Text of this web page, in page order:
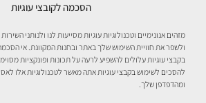
הסכמה לקובצי עוגיות
מזהים אנונימיים וטכנולוגיות עוגיות מסייעות לנו ולנותני
ולשפר את חוויית השימוש שלך באתר ובחנות המקוונת. אי
בקבצי עוגיות עלולים להשפיע לרעה על תכונות ופונקציות
להסכים לשימוש בקבצי עוגיות אתה מאשר לטכנולוגיות אלו
ומהדפדפן שלך.